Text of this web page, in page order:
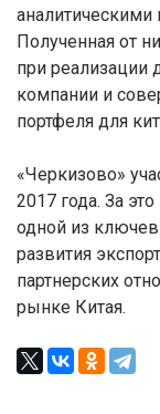
Полученная от
при реализации
компании и
портфеля для
«Черкизово»
2017 года. За
одной из
развития
партнерских
рынке Китая.